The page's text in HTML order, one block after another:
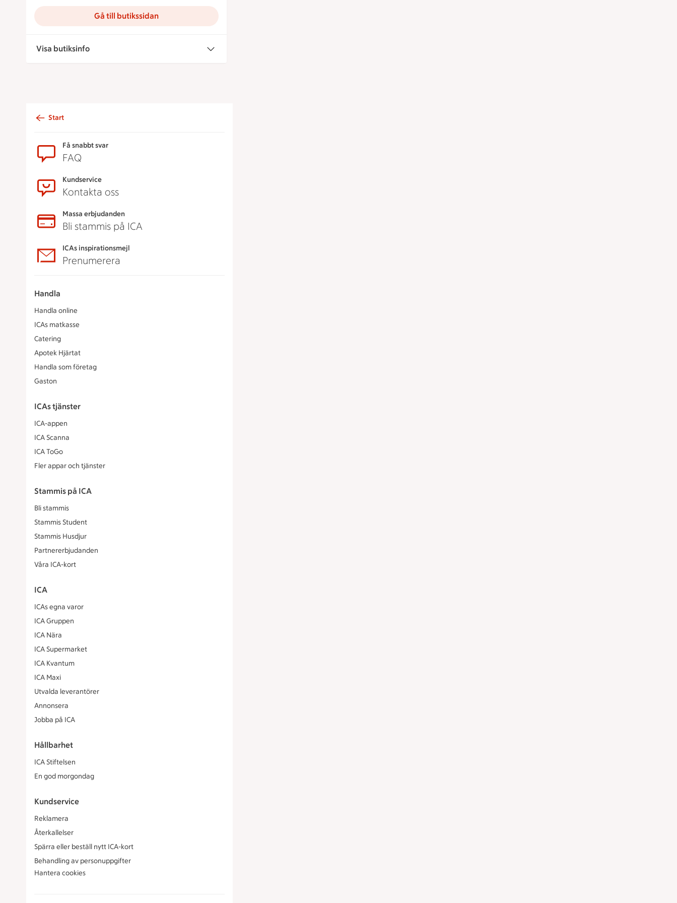
Gå till butikssidan
Visa butiksinfo
Start
Få snabbt svar
FAQ
Kundservice
Kontakta oss
Massa erbjudanden
Bli stammis på ICA
ICAs inspirationsmejl
Prenumerera
Handla
Handla online
ICAs matkasse
Catering
Apotek Hjärtat
Handla som företag
Gaston
ICAs tjänster
ICA-appen
ICA Scanna
ICA ToGo
Fler appar och tjänster
Stammis på ICA
Bli stammis
Stammis Student
Stammis Husdjur
Partnererbjudanden
Våra ICA-kort
ICA
ICAs egna varor
ICA Gruppen
ICA Nära
ICA Supermarket
ICA Kvantum
ICA Maxi
Utvalda leverantörer
Annonsera
Jobba på ICA
Hållbarhet
ICA Stiftelsen
En god morgondag
Kundservice
Reklamera
Återkallelser
Spärra eller beställ nytt ICA-kort
Behandling av personuppgifter
Hantera cookies